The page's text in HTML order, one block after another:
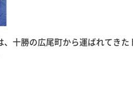
十勝の広尾町から運ばれてき